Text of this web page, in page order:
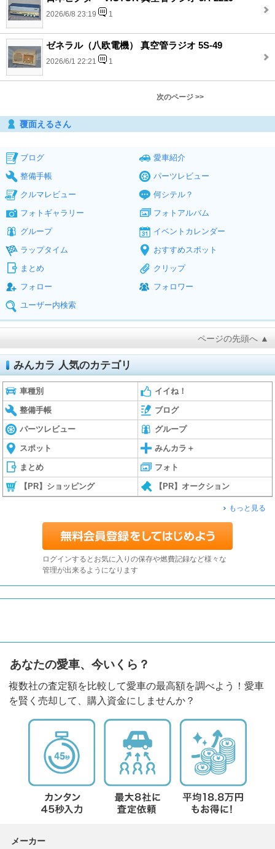
2026/6/8 23:19 1
ゼネラル（八欧電機） 真空管ラジオ 5S-49
2026/6/1 22:21 1
次のページ >>
覆面えるさん
ブログ
愛車紹介
整備手帳
パーツレビュー
クルマレビュー
何シテル？
フォトギャラリー
フォトアルバム
グループ
イベントカレンダー
ラップタイム
おすすめスポット
まとめ
クリップ
フォロー
フォロワー
ユーザー内検索
ページの先頭へ ▲
みんカラ 人気のカテゴリ
車種別 イイね！
整備手帳 ブログ
パーツレビュー グループ
スポット みんカラ＋
まとめ フォト
【PR】ショッピング 【PR】オークション
もっと見る
ログインするとお気に入りの保存や燃費記録など様々な
管理が出来るようになります
あなたの愛車、今いくら？
複数社の査定額を比較して愛車の最高額を調べよう！愛車
を賢く売却して、購入資金にしませんか？
メーカー